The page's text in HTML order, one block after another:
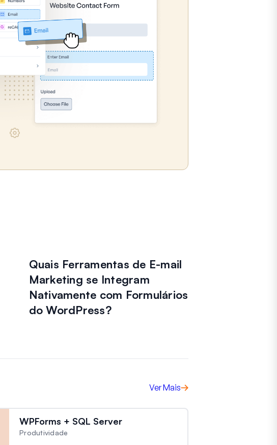
Quais Ferramentas de E-mail
Marketing se Integram
Nativamente com Formulários
do WordPress?
Ver Mais
WPForms + SQL Server
Produtividade